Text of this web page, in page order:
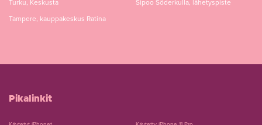
Turku, Keskusta
Tampere, kauppakeskus Ratina
Sipoo Söderkulla, lähetyspiste
Pikalinkit